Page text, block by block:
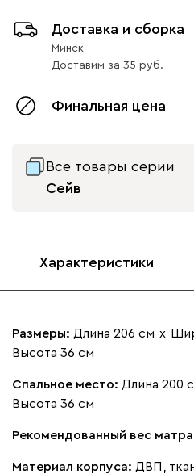
Выбранные товары
1033
Доставка и сборка
Минск
Доставим за 35
Финальная цена
Все товары серии
Сейв
Характеристики
Размеры: Длина 206 см х
Высота 36 см
Спальное место: Длина 200
Высота 36 см
Рекомендованный вес
Материал корпуса: ДВП,